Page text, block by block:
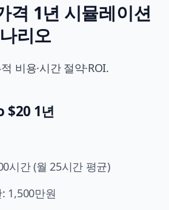
1년 시뮬레이션
리오
비용·시간 절약·ROI.
$20 1년
시간 (월 25시간 평균)
1,500만원